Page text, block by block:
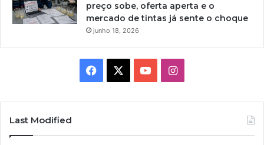
preço sobe, oferta aperta e o
mercado de tintas já sente o choque
junho 18, 2026
Facebook YouTubeInstagram
Last Modified